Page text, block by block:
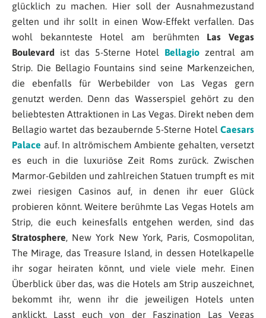
glücklich zu machen. Hier soll der Ausnahmezustand
gelten und ihr sollt in einen Wow-Effekt verfallen. Das
wohl bekannteste Hotel am berühmten Las Vegas
Boulevard
ist das 5-Sterne Hotel Bellagio zentral am
Strip. Die Bellagio Fountains sind seine Markenzeichen,
die ebenfalls für Werbebilder von Las Vegas gern
genutzt werden. Denn das Wasserspiel gehört zu den
beliebtesten Attraktionen in Las Vegas. Direkt neben dem
Bellagio wartet das bezaubernde 5-Sterne Hotel Caesars
Palace auf. In altrömischem Ambiente gehalten, versetzt
es euch in die luxuriöse Zeit Roms zurück. Zwischen
Marmor-Gebilden und zahlreichen Statuen trumpft es mit
zwei riesigen Casinos auf, in denen ihr euer Glück
probieren könnt. Weitere berühmte Las Vegas Hotels am
Strip, die euch keinesfalls entgehen werden, sind das
Stratosphere, New York New York, Paris, Cosmopolitan,
The Mirage, das Treasure Island, in dessen Hotelkapelle
ihr sogar heiraten könnt, und viele viele mehr. Einen
Überblick über das, was die Hotels am Strip auszeichnet,
bekommt ihr, wenn ihr die jeweiligen Hotels unten
anklickt. Lasst euch von der Faszination Las Vegas